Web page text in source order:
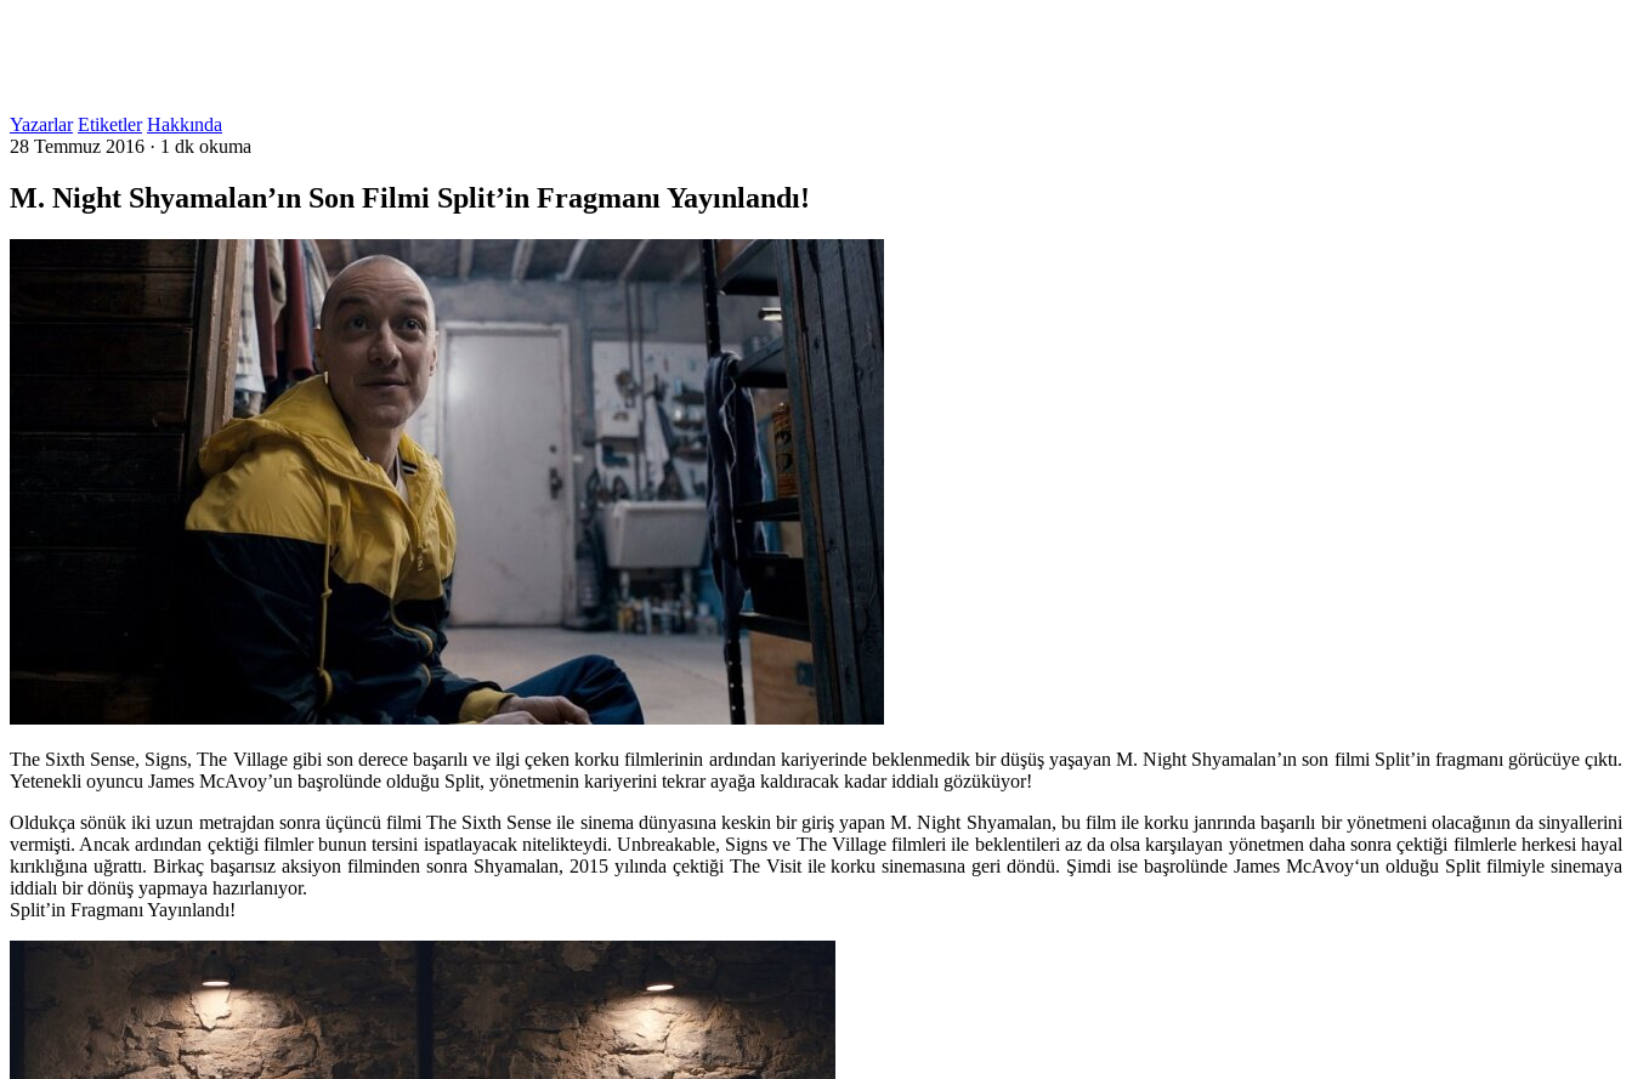
Yazarlar Etiketler Hakkında
28 Temmuz 2016 · 1 dk okuma
M. Night Shyamalan’ın Son Filmi Split’in Fragmanı Yayınlandı!
The Sixth Sense, Signs, The Village gibi son derece başarılı ve ilgi çeken korku filmlerinin ardından kariyerinde beklenmedik bir düşüş yaşayan M. Night Shyamalan’ın son filmi Split’in fragmanı görücüye çıktı.
Yetenekli oyuncu James McAvoy’un başrolünde olduğu Split, yönetmenin kariyerini tekrar ayağa kaldıracak kadar iddialı gözüküyor!
Oldukça sönük iki uzun metrajdan sonra üçüncü filmiThe Sixth Sense ile sinema dünyasına keskin bir giriş yapanM. Night Shyamalan, bu film ile korku janrında başarılı bir yönetmeni olacağının da sinyallerini
vermişti. Ancak ardından çektiği filmler bunun tersini ispatlayacak nitelikteydi. Unbreakable, Signs ve The Villagefilmleri ile beklentileri az da olsa karşılayan yönetmen daha sonra çektiği filmlerle herkesi hayal
kırıklığına uğrattı. Birkaç başarısız aksiyon filminden sonra Shyamalan, 2015 yılında çektiği The Visitile korku sinemasına geri döndü. Şimdi ise başrolündeJames McAvoy‘un olduğu Split filmiyle sinemaya
iddialı bir dönüş yapmaya hazırlanıyor.
Split’in Fragmanı Yayınlandı!